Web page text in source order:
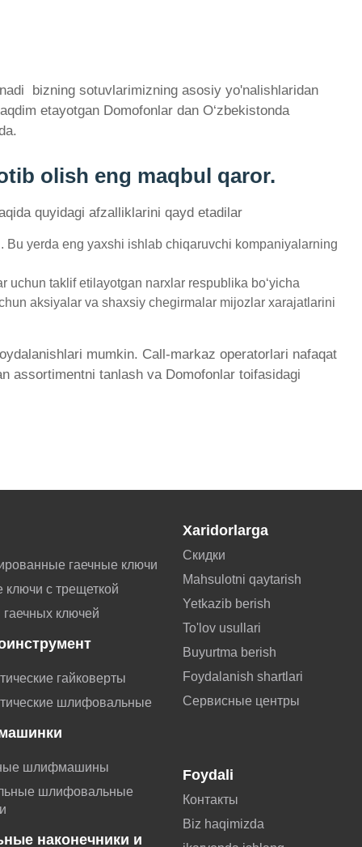
bizning sotuvlarimizning asosiy yo'nalishlaridan
etayotgan Domofonlar dan O‘zbekistonda
olish eng maqbul qaror.
quyidagi afzalliklarini qayd etadilar
yerda eng yaxshi ishlab chiqaruvchi kompaniyalarning
taklif etilayotgan narxlar respublika bo‘yicha
aksiyalar va shaxsiy chegirmalar mijozlar xarajatlarini
mumkin. Call-markaz operatorlari nafaqat
assortimentni tanlash va Domofonlar toifasidagi
гаечные ключи
ключи с трещеткой
ключей
гайковерты
шлифовальные
шлифмашины
шлифовальные
наконечники и
Xaridorlarga
Скидки
Mahsulotni qaytarish
Yetkazib berish
To'lov usullari
Buyurtma berish
Foydalanish shartlari
Сервисные центры
Foydali
Контакты
Biz haqimizda